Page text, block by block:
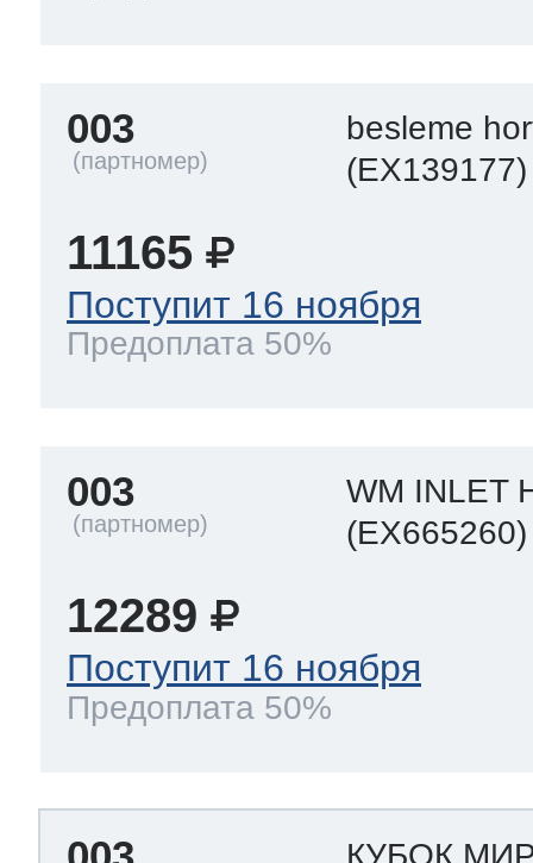
003
besleme
(EX139177)
11165
Поступит 16 ноября
Предоплата 50%
003
WM INLET
(EX665260)
12289
Поступит 16 ноября
Предоплата 50%
КУБОК